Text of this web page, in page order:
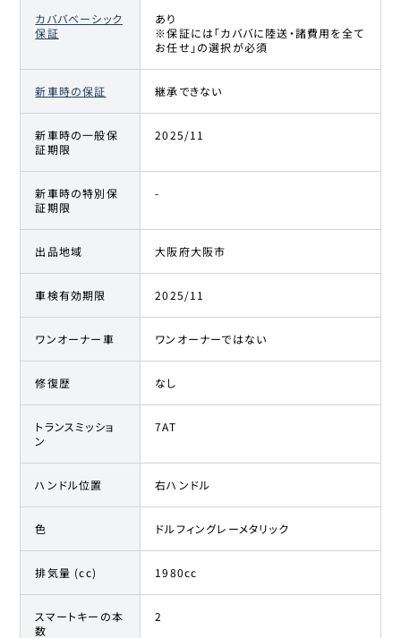
カババベーシック
保証
あり
※保証には「カババに陸送・諸費用を全て
お任せ」の選択が必須
新車時の保証 継承できない
新車時の一般保
証期限
2025/11
新車時の特別保
証期限
-
出品地域 大阪府大阪市
車検有効期限 2025/11
ワンオーナー車 ワンオーナーではない
修復歴 なし
トランスミッショ
ン
7AT
ハンドル位置 右ハンドル
色 ドルフィングレーメタリック
排気量 (cc) 1980cc
スマートキーの本
数
2